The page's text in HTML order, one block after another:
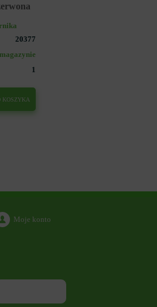
20377
1
KOSZYKA
Moje konto